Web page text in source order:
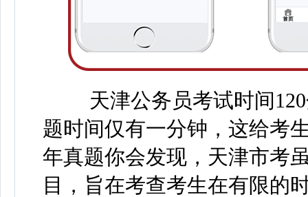
天津公务员考试时间
题时间仅有一分钟，这给考
年真题你会发现，天津市考
目，旨在考查考生在有限的